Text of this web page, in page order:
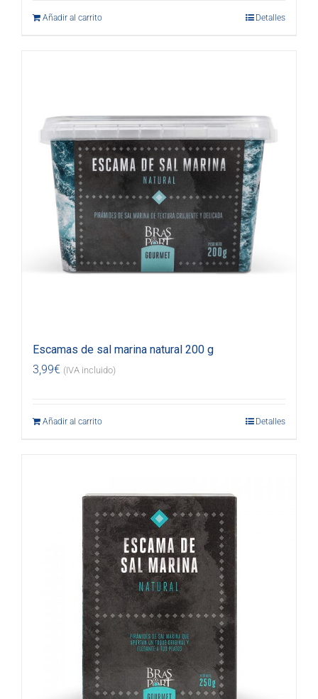
Añadir al carrito Detalles
Escamas de sal marina natural 200 g
3,99€ (IVA incluido)
Añadir al carrito Detalles